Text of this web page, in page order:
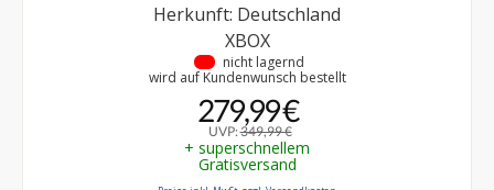
Herkunft: Deutschland
XBOX
nicht lagernd
wird auf Kundenwunsch bestellt
279,99 €
UVP:349,99 €
+ superschnellem
Gratisversand